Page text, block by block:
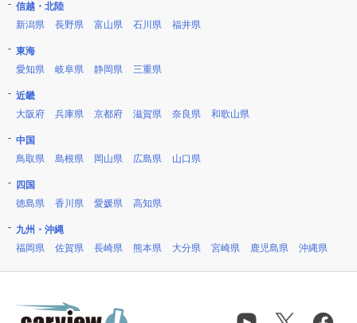
信越・北陸
新潟県
長野県 富山県 石川県 福井県
東海
愛知県
岐阜県 静岡県 三重県
近畿
大阪府
兵庫県 京都府 滋賀県 奈良県 和歌山県
中国
鳥取県
島根県 岡山県 広島県 山口県
四国
徳島県
香川県 愛媛県 高知県
九州・沖縄
福岡県
佐賀県 長崎県 熊本県 大分県 宮崎県 鹿児島県 沖縄県